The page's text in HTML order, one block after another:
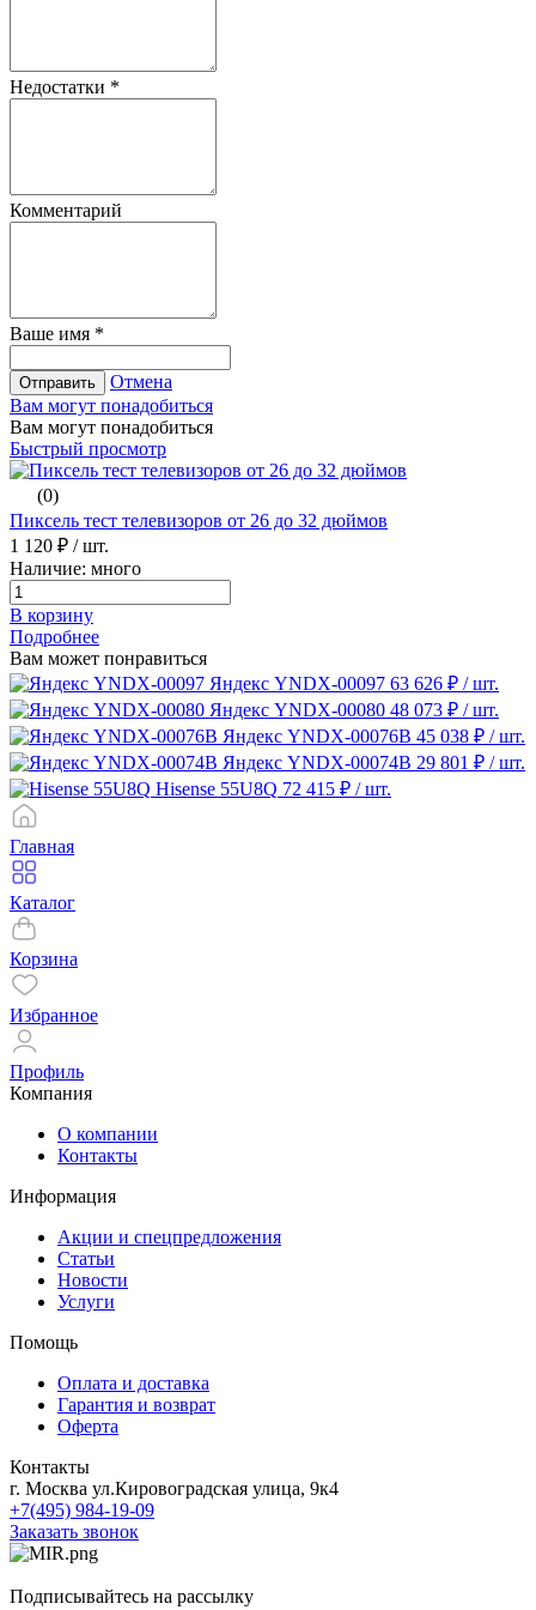
Недостатки *
Комментарий
Ваше имя *
Отправить
Отмена
Вам могут понадобиться
Вам могут понадобиться
Быстрый просмотр
(0)
Пиксель тест телевизоров от 26 до 32 дюймов
1 120 ₽ / шт.
Наличие: много
В корзину
Подробнее
Вам может понравиться
Яндекс YNDX-00097 63 626 ₽ / шт.
Яндекс YNDX-00080 48 073 ₽ / шт.
Яндекс YNDX-00076B 45 038 ₽ / шт.
Яндекс YNDX-00074B 29 801 ₽ / шт.
Нisense 55U8Q 72 415 ₽ / шт.
Главная
Каталог
Корзина
Избранное
Профиль
Компания
О компании
Контакты
Информация
Акции и спецпредложения
Статьи
Новости
Услуги
Помощь
Оплата и доставка
Гарантия и возврат
Оферта
Контакты
г. Москва ул.Кировоградская улица, 9к4
+7(495) 984-19-09
Заказать звонок
Подписывайтесь на рассылку